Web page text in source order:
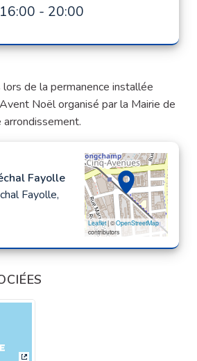
16:00 - 20:00
de la permanence installée
Noël organisé par la Mairie de
Fayolle
Fayolle,
Leaflet| ©OpenStreetMap
contributors